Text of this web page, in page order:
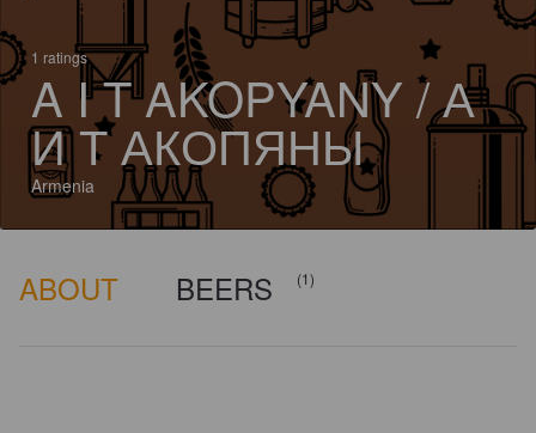
1 ratings
A I T AKOPYANY / А
И Т АКОПЯНЫ
Armenia
ABOUT BEERS (1)